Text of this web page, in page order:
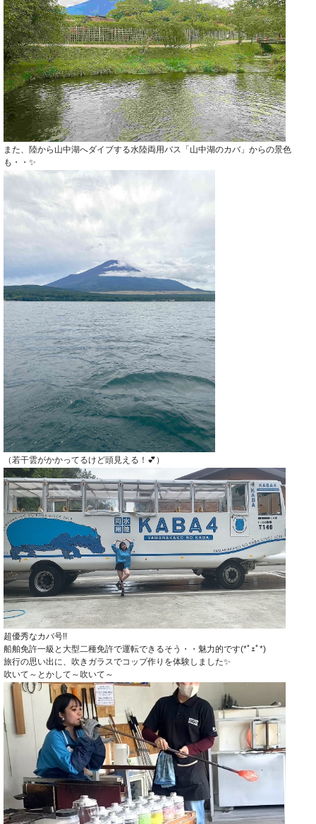
また、陸から山中湖へダイブする水陸両用バス「山中湖のカバ」からの景色
も・・✨
（若干雲がかかってるけど頭見える！💕）
超優秀なカバ号!!
船舶免許一級と大型二種免許で運転できるそう・・魅力的です(*ﾟｪﾟ*)
旅行の思い出に、吹きガラスでコップ作りを体験しました✨
吹いて～とかして～吹いて～